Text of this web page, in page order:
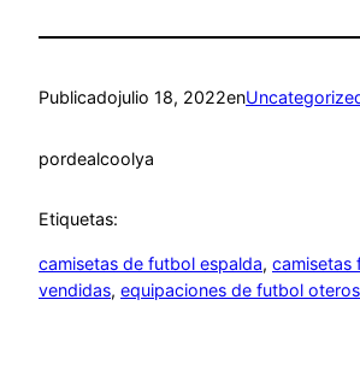
Publicadojulio 18, 2022en
pordealcoolya
Etiquetas:
camisetas de futbol espalda, camisetas
vendidas, equipaciones de futbol